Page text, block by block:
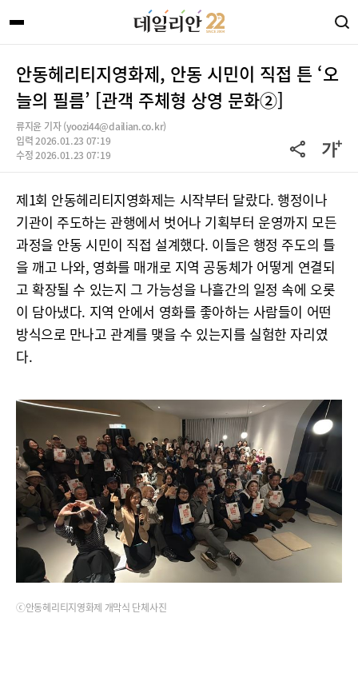
안동헤리티지영화제, 안동 시민이 직접 튼 ‘오
늘의 필름’ [관객 주체형 상영 문화②]
류지윤 기자 (yoozi44@dailian.co.kr)
입력 2026.01.23 07:19
수정 2026.01.23 07:19
제1회 안동헤리티지영화제는 시작부터 달랐다. 행정이나
기관이 주도하는 관행에서 벗어나 기획부터 운영까지 모든
과정을 안동 시민이 직접 설계했다. 이들은 행정 주도의 틀
을 깨고 나와, 영화를 매개로 지역 공동체가 어떻게 연결되
고 확장될 수 있는지 그 가능성을 나흘간의 일정 속에 오롯
이 담아냈다. 지역 안에서 영화를 좋아하는 사람들이 어떤
방식으로 만나고 관계를 맺을 수 있는지를 실험한 자리였
다.
ⓒ안동헤리티지영화제 개막식 단체사진